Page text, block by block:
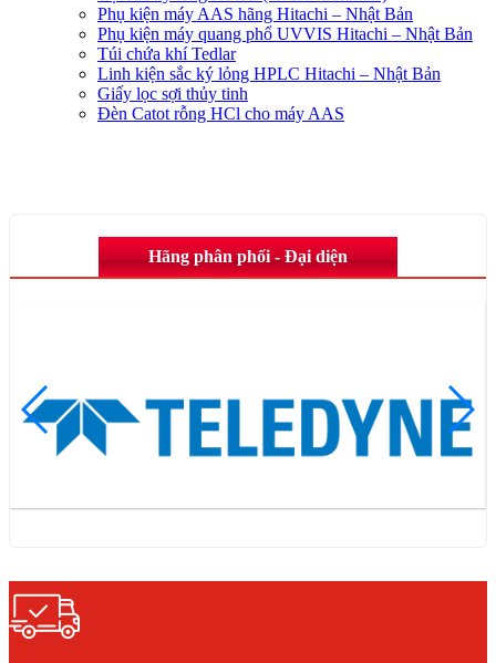
Phụ kiện máy AAS hãng Hitachi – Nhật Bản
Phụ kiện máy quang phổ UVVIS Hitachi – Nhật Bản
Túi chứa khí Tedlar
Linh kiện sắc ký lỏng HPLC Hitachi – Nhật Bản
Giấy lọc sợi thủy tinh
Đèn Catot rỗng HCl cho máy AAS
Hãng phân phối - Đại diện